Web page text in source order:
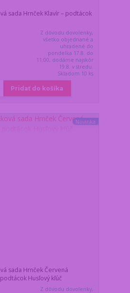
sada Hrnček Klavír – podtácok
Z dôvodu dovolenky,
všetko objednané a
uhradené do
pondelka 17.8. do
11:00, dodáme najskôr
19.8. v stredu.
Skladom 10 ks
Pridať do košíka
Novinka
sada Hrnček Červená
Husľový kľúč
Z dôvodu dovolenky,